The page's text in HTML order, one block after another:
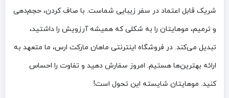
شریک قابل اعتماد در سفر زیبایی شماست. با صاف کردن، حجم‌دهی
و ترمیم، موهایتان را به شکلی که همیشه آرزویش را داشتید،
تبدیل می‌کند. در فروشگاه اینترنتی ماهان مارکت ارس، ما متعهد به
ارائه بهترین‌ها هستیم. امروز سفارش دهید و تفاوت را احساس
کنید. موهایتان شایسته این تحول است!